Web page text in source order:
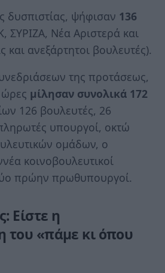
δυσπιστίας, ψήφισαν 136
ΣΥΡΙΖΑ, Νέα Αριστερά και
και ανεξάρτητοι βουλευτές).
της προτάσεως,
μίλησαν συνολικά 172
126 βουλευτές, 26
υπουργοί, οκτώ
ομάδων, ο
κοινοβουλευτικοί
πρώην πρωθυπουργοί.
Είστε η
του «πάμε κι όπου